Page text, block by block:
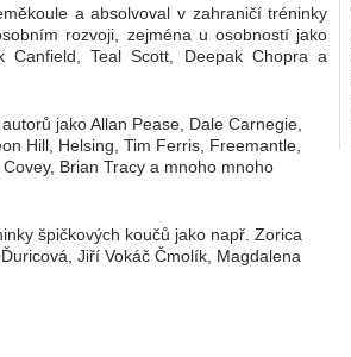
a absolvoval v zahraničí tréninky
rozvoji, zejména u osobností jako
Canfield, Teal Scott, Deepak Chopra a
jako Allan Pease, Dale Carnegie,
Hill, Helsing, Tim Ferris, Freemantle,
Brian Tracy a mnoho mnoho
špičkových koučů jako např. Zorica
Jiří Vokáč Čmolík, Magdalena